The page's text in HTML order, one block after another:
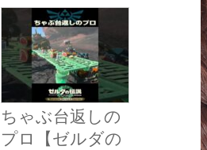
ブザキングダム
#ティアキン
ちゃぶ台返しの
プロ【ゼルダの